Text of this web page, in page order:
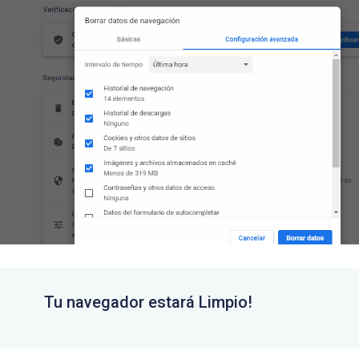
Tu navegador estará Limpio!
para Doc. Elec.